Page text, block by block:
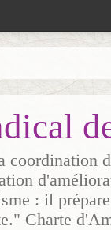
: il
Charte